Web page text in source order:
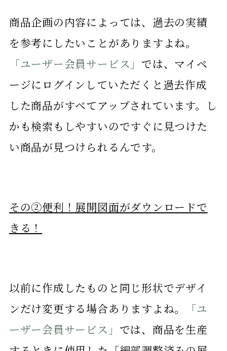
商品企画の内容によっては、過去の実績
を参考にしたいことがありますよね。
「ユーザー会員サービス」 では、マイペ
ージにログインしていただくと過去作成
した商品がすべてアップされています。し
かも検索もしやすいのですぐに見つけた
い商品が見つけられるんです。
その②便利！展開図面がダウンロードで
きる！
以前に作成したものと同じ形状でデザイ
ンだけ変更する場合ありますよね。
「ユ
ーザー会員サービス」 では、商品を生産